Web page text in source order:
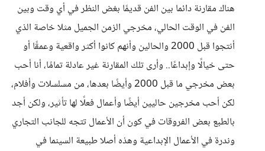
هناك مقارنة دائما بين الفن قديمًا بغض النظر في أي وقت وبين
الفن في الوقت الحالي، مخرجي الزمن الجميل مثلا خاصة الذي
أنتجوا قبل 2000 والحالين وأنهم كانوا أكثر واقعية وعمقًا أو
حتى خيالًا وإبداعًا.. وأرى تلك المقارنة غير عادلة تمامًا، أنا أحب
بعض مخرجي ما قبل 2000 وأيضًا بعدها، من مسلسلات وأفلام،
لكن أحب مخرجين حاليين أيضًا وأعمال فعلًا لها تأثير، ولكن أجد
بالطبع بعض الفروقات في كون أن الأعمال تتجه للجانب التجاري
وندرة في الأعمال الإبداعية وهذه أصلا طبيعة السينما في